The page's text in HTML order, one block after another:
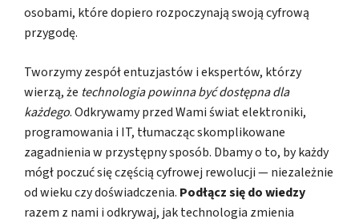
osobami, które dopiero rozpoczynają swoją cyfrową
przygodę.
Tworzymy zespół entuzjastów i ekspertów, którzy
wierzą, że technologia powinna być dostępna dla
każdego. Odkrywamy przed Wami świat elektroniki,
programowania i IT, tłumacząc skomplikowane
zagadnienia w przystępny sposób. Dbamy o to, by każdy
mógł poczuć się częścią cyfrowej rewolucji — niezależnie
od wieku czy doświadczenia. Podłącz się do wiedzy
razem z nami i odkrywaj, jak technologia zmienia